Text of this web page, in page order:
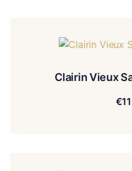
Clairin Vieux
€